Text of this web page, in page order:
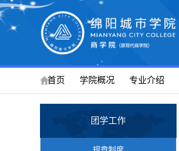
首页 学院概况 专业介绍
团学工作